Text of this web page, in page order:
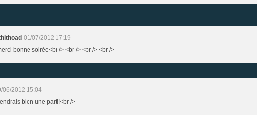
01/07/2012 17:19
bonne soirée<br /> <br /> <br /> <br />
06/2012 15:04
bien une part!!<br />